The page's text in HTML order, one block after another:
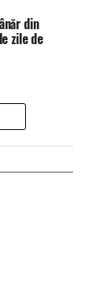
din
zile de